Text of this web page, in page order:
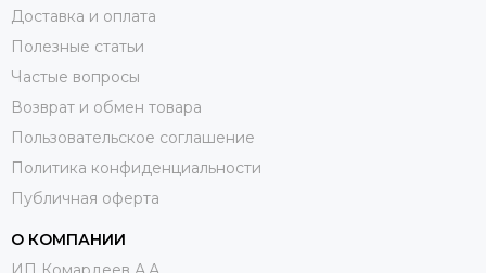
Доставка и оплата
Полезные статьи
Частые вопросы
Возврат и обмен товара
Пользовательское соглашение
Политика конфиденциальности
Публичная оферта
О КОМПАНИИ